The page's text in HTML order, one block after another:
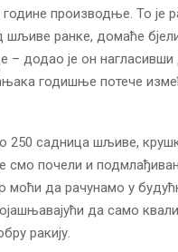
производње. То је
шљиве ранке, домаће
– додао је он нагласивши
годишње потече
250 садница шљиве,
смо почели и
моћи да рачунамо у
да само
ракију.